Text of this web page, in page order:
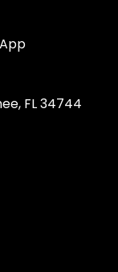
FL 34744